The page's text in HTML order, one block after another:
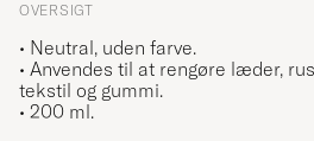
OVERSIGT
• Neutral, uden farve.
• Anvendes til at rengøre læder,
tekstil og gummi.
• 200 ml.